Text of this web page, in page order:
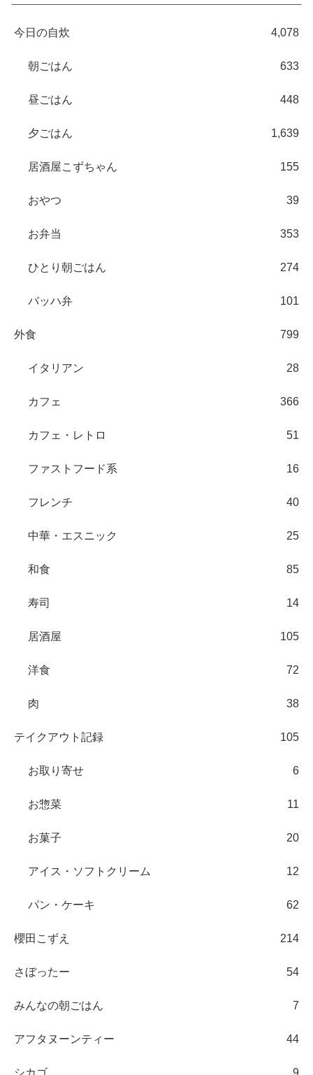
今日の自炊 4,078
朝ごはん 633
昼ごはん 448
夕ごはん 1,639
居酒屋こずちゃん 155
おやつ 39
お弁当 353
ひとり朝ごはん 274
バッハ弁 101
外食 799
イタリアン 28
カフェ 366
カフェ・レトロ 51
ファストフード系 16
フレンチ 40
中華・エスニック 25
和食 85
寿司 14
居酒屋 105
洋食 72
肉 38
テイクアウト記録 105
お取り寄せ 6
お惣菜 11
お菓子 20
アイス・ソフトクリーム 12
パン・ケーキ 62
櫻田こずえ 214
さぼったー 54
みんなの朝ごはん 7
アフタヌーンティー 44
シカゴ 9